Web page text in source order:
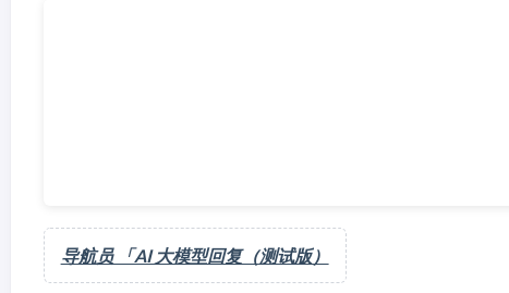
导航员 「AI 大模型回复（测试版）